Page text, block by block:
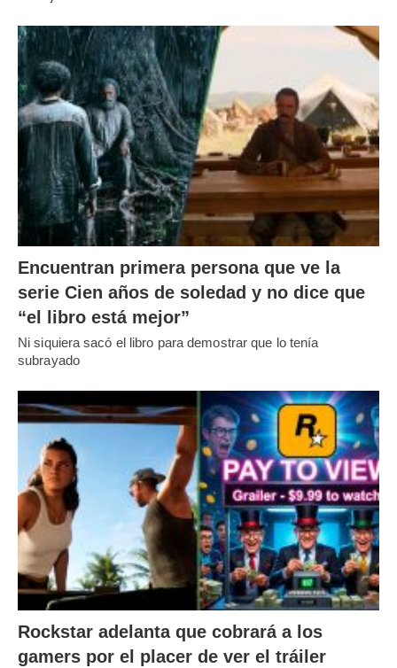
Encuentran primera persona que ve la
serie Cien años de soledad y no dice que
“el libro está mejor”
Ni siquiera sacó el libro para demostrar que lo tenía
subrayado
Rockstar adelanta que cobrará a los
gamers por el placer de ver el tráiler